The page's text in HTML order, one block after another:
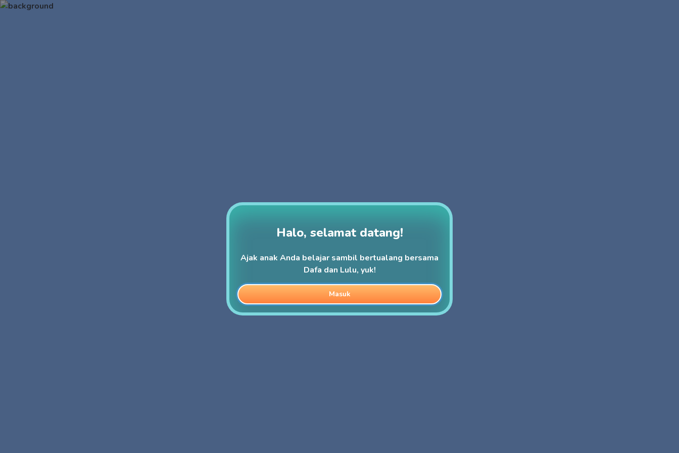
Halo, selamat datang!
Ajak anak Anda belajar sambil bertualang bersama
Dafa dan Lulu, yuk!
Masuk